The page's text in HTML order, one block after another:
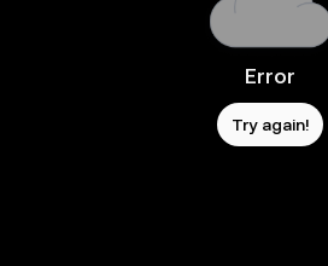
Error
Try again!